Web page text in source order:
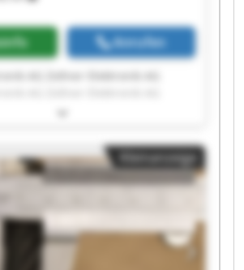
Anrufen
AG Zollner Elektronik AG
AG Zollner Elektronik AG
AG Zollner Elektronik AG
AG Zollner Elektronik AG
AG Zollner Elektronik AG
AG Zollner Elektronik AG
AG Zollner Elektronik AG
Kleinanzeige